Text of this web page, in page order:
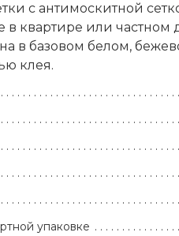
с антимоскитной
в квартире или
в базовом белом,
клея.
упаковке